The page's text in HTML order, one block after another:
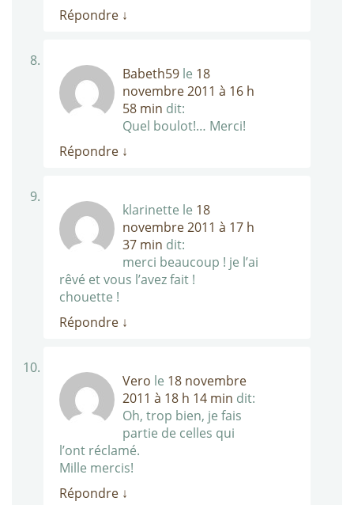
Répondre ↓
Babeth59 le 18
novembre 2011 à 16 h
58 min dit:
Quel boulot!… Merci!
Répondre ↓
klarinette le 18
novembre 2011 à 17 h
37 min dit:
merci beaucoup ! je l’ai
rêvé et vous l’avez fait !
chouette !
Répondre ↓
Vero le 18 novembre
2011 à 18 h 14 min dit:
Oh, trop bien, je fais
partie de celles qui
l’ont réclamé.
Mille mercis!
Répondre ↓